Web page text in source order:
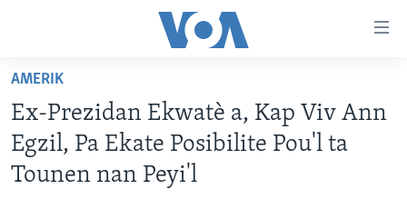
Skip
main
content
Skip
LÈZETAZINI
AMERIK LATIN
AMERIK
Ex-Prezidan Ekwatè a, Kap Viv Ann
Egzil, Pa Ekate Posibilite Pou'l ta
Tounen nan Peyi'l